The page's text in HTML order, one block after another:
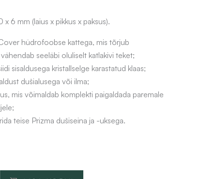
d
o
l
:
r
i
c
i
6 mm (laius x pikkus x paksus).
hüdrofoobse kattega, mis tõrjub
seeläbi oluliselt katlakivi teket;
sisaldusega kristallselge karastatud klaas;
dušialusega või ilma;
mis võimaldab komplekti paigaldada paremale
teise Prizma dušiseina ja -uksega.